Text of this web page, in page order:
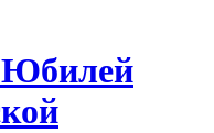
Юбилей